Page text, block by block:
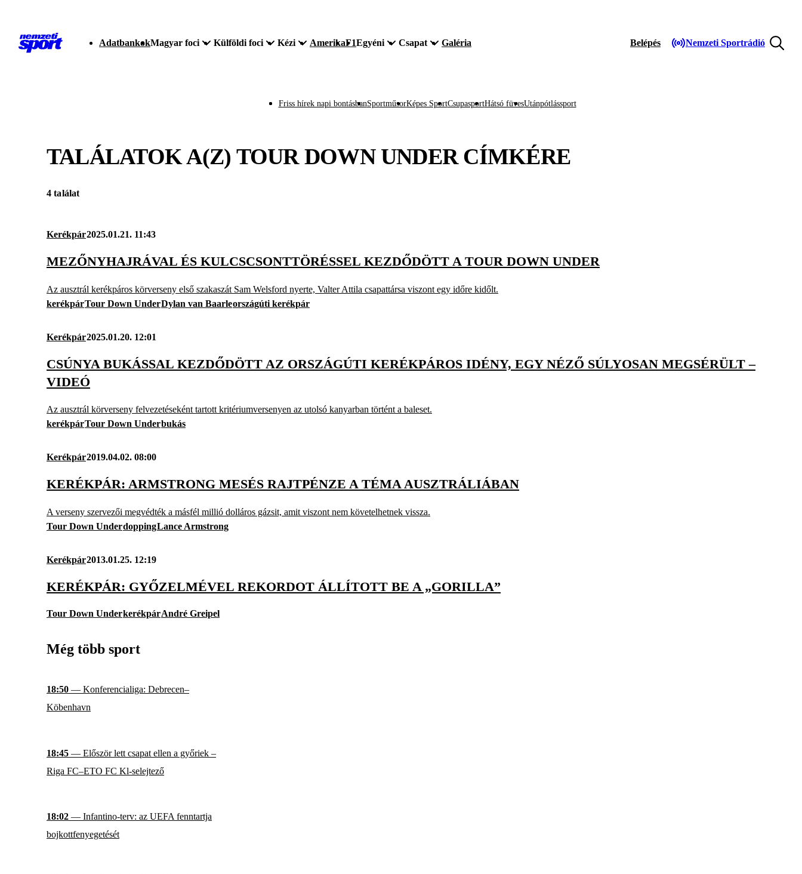
AdatbankokMagyar foci Külföldi foci Kézi AmerikaF1Egyéni Csapat Galéria Belépés Nemzeti Sportrádió
Friss hírek napi bontásbanSportműsorKépes SportCsupasportHátsó füvesUtánpótlássport
TALÁLATOK A(Z) TOUR DOWN UNDERCÍMKÉRE
4 találat
Kerékpár2025.01.21. 11:43
MEZŐNYHAJRÁVAL ÉS KULCSCSONTTÖRÉSSEL KEZDŐDÖTT A TOUR DOWN UNDER
Az ausztrál kerékpáros körverseny első szakaszát Sam Welsford nyerte, Valter Attila csapattársa viszont egy időre kidőlt.
kerékpárTour Down UnderDylan van Baarleországúti kerékpár
Kerékpár2025.01.20. 12:01
CSÚNYA BUKÁSSAL KEZDŐDÖTT AZ ORSZÁGÚTI KERÉKPÁROS IDÉNY, EGY NÉZŐ SÚLYOSAN MEGSÉRÜLT –
VIDEÓ
Az ausztrál körverseny felvezetéseként tartott kritériumversenyen az utolsó kanyarban történt a baleset.
kerékpárTour Down Underbukás
Kerékpár2019.04.02. 08:00
KERÉKPÁR: ARMSTRONG MESÉS RAJTPÉNZE A TÉMA AUSZTRÁLIÁBAN
A verseny szervezői megvédték a másfél millió dolláros gázsit, amit viszont nem követelhetnek vissza.
Tour Down UnderdoppingLance Armstrong
Kerékpár2013.01.25. 12:19
KERÉKPÁR: GYŐZELMÉVEL REKORDOT ÁLLÍTOTT BE A „GORILLA”
Tour Down UnderkerékpárAndré Greipel
Még több sport
18:50 — Konferencialiga: Debrecen–
Köbenhavn
18:45 — Először lett csapat ellen a győriek –
Riga FC–ETO FC Kl-selejtező
18:02 — Infantino-terv: az UEFA fenntartja
bojkottfenyegetését